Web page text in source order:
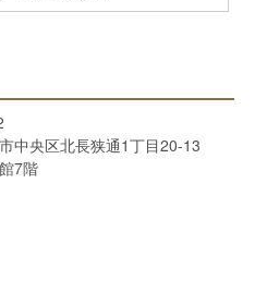
中央区北長狭通1丁目20-13
7階